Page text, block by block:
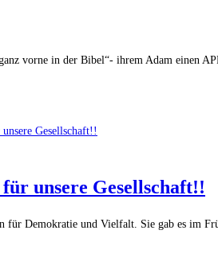
vorne in der Bibel“- ihrem Adam einen
unsere Gesellschaft!!
Demokratie und Vielfalt. Sie gab es im